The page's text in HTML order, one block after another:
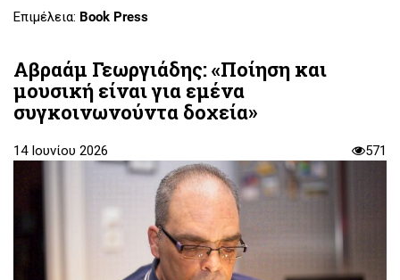
Επιμέλεια: Book Press
Αβραάμ Γεωργιάδης: «Ποίηση και
μουσική είναι για εμένα
συγκοινωνούντα δοχεία»
14 Ιουνίου 2026 571